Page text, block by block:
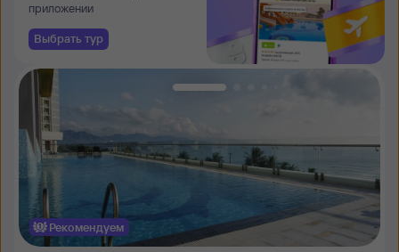
приложении
Выбрать тур
Рекомендуем